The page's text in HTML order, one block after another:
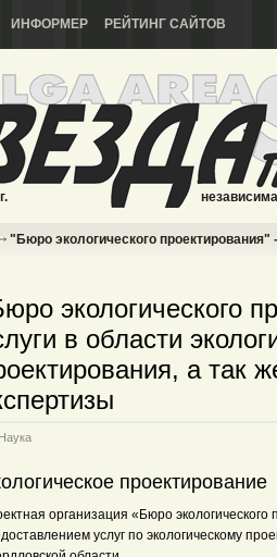
ИНФОРМЕР РЕЙТИНГ САЙТОВ
"Бюро экологического проектирования"
экологического
в области
а так
Наука
проектирование
организация «Бюро
услуг по экологическому